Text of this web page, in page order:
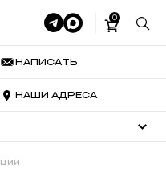
0
НАПИСАТЬ
НАШИ АДРЕСА